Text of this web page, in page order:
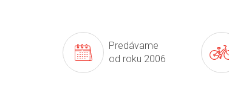
Predávame
od roku 2006